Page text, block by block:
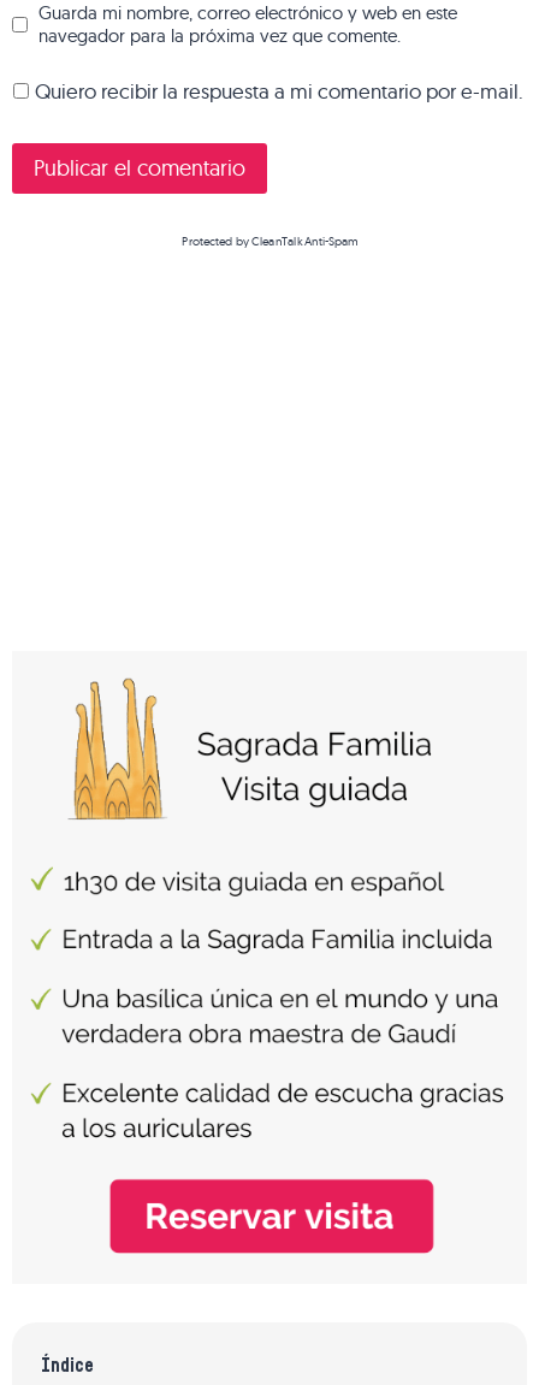
Guarda mi nombre, correo electrónico y web en este
navegador para la próxima vez que comente.
Quiero recibir la respuesta a mi comentario por e-mail.
Protected byCleanTalk Anti-Spam
Índice